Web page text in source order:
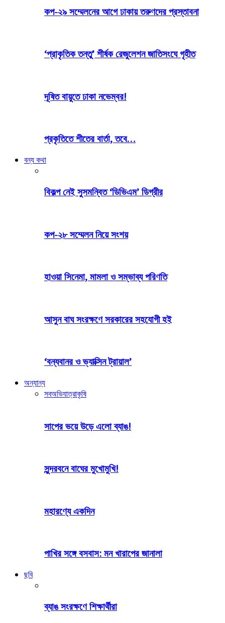
কপ-২৯ সম্মেলনের আগে ঢাকায় তরুণদের প্রস্তাবনা
‘প্রাকৃতিক তন্তু’ শীর্ষক রেজুলেশন জাতিসংঘে গৃহীত
দূষিত বায়ুতে ঢাকা নভেম্বর!
প্রকৃতিতে শীতের বার্তা, তবে…
বন্য কথা
বিকল্প নেই সুসমন্বিত ‘ডিভিএম’ ডিগ্রীর
কপ-২৮ সম্মেলন নিয়ে সংশয়
হাওয়া সিনেমা, মামলা ও সম্ভাব্য পরিণতি
আসুন বাঘ সংরক্ষণে সরকারের সহযোগী হই
‘বন্যবানর ও ভ্যাক্সিন ট্রায়াল’
অন্যান্য
সবঅভিযাত্রাকৃষি
সাপের ভয়ে উড়ে এলো ব্যাঙ!
সুন্দরবনে বাঘের মুখোমুখি!
মহারণ্যে একদিন
পাখির সঙ্গে বসবাস: মন খারাপের জানালা
ছবি
ব্যাঙ সংরক্ষণে শিক্ষার্থীরা